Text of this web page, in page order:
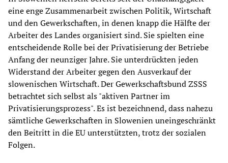
eine enge Zusammenarbeit zwischen Politik, Wirtschaft
und den Gewerkschaften, in denen knapp die Hälfte der
Arbeiter des Landes organisiert sind. Sie spielten eine
entscheidende Rolle bei der Privatisierung der Betriebe
Anfang der neunziger Jahre. Sie unterdrückten jeden
Widerstand der Arbeiter gegen den Ausverkauf der
slowenischen Wirtschaft. Der Gewerkschaftsbund ZSSS
betrachtet sich selbst als "aktiven Partner im
Privatisierungsprozess". Es ist bezeichnend, dass nahezu
sämtliche Gewerkschaften in Slowenien uneingeschränkt
den Beitritt in die EU unterstützten, trotz der sozialen
Folgen.